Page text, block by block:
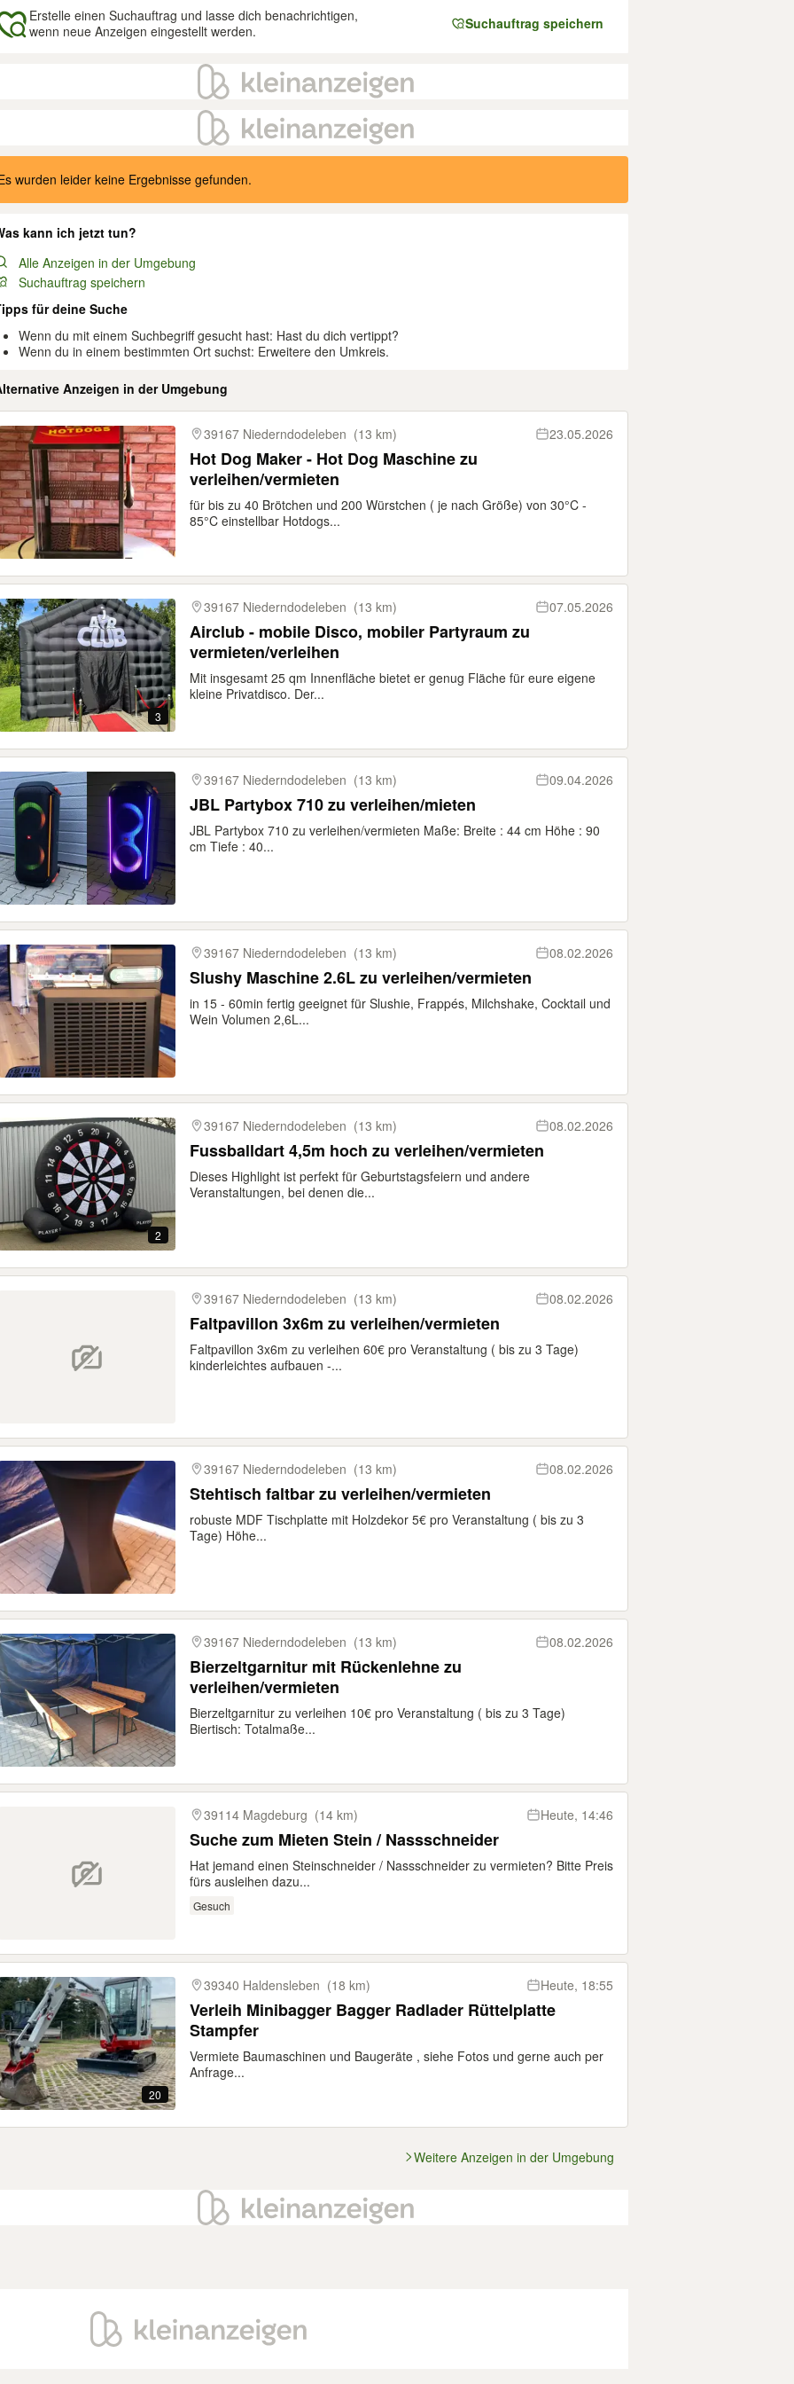
Erstelle einen Suchauftrag und lasse dich benachrichtigen,
wenn neue Anzeigen eingestellt werden.
Suchauftrag speichern
wurden leider keine Ergebnisse gefunden.
kann ich jetzt tun?
Alle Anzeigen in der Umgebung
Suchauftrag speichern
für deine Suche
Wenn du mit einem Suchbegriff gesucht hast: Hast du dich vertippt?
Wenn du in einem bestimmten Ort suchst: Erweitere den Umkreis.
Anzeigen in der Umgebung
39167 Niederndodeleben (13 km) 23.05.2026
Hot Dog Maker - Hot Dog Maschine zu
verleihen/vermieten
für bis zu 40 Brötchen und 200 Würstchen ( je nach Größe) von 30°C -
85°C einstellbar Hotdogs...
3
39167 Niederndodeleben (13 km) 07.05.2026
Airclub - mobile Disco, mobiler Partyraum zu
vermieten/verleihen
Mit insgesamt 25 qm Innenfläche bietet er genug Fläche für eure eigene
kleine Privatdisco. Der...
39167 Niederndodeleben (13 km) 09.04.2026
JBL Partybox 710 zu verleihen/mieten
JBL Partybox 710 zu verleihen/vermieten Maße: Breite : 44 cm Höhe : 90
cm Tiefe : 40...
39167 Niederndodeleben (13 km) 08.02.2026
Slushy Maschine 2.6L zu verleihen/vermieten
in 15 - 60min fertig geeignet für Slushie, Frappés, Milchshake, Cocktail und
Wein Volumen 2,6L...
2
39167 Niederndodeleben (13 km) 08.02.2026
Fussballdart 4,5m hoch zu verleihen/vermieten
Dieses Highlight ist perfekt für Geburtstagsfeiern und andere
Veranstaltungen, bei denen die...
39167 Niederndodeleben (13 km) 08.02.2026
Faltpavillon 3x6m zu verleihen/vermieten
Faltpavillon 3x6m zu verleihen 60€ pro Veranstaltung ( bis zu 3 Tage)
kinderleichtes aufbauen -...
39167 Niederndodeleben (13 km) 08.02.2026
Stehtisch faltbar zu verleihen/vermieten
robuste MDF Tischplatte mit Holzdekor 5€ pro Veranstaltung ( bis zu 3
Tage) Höhe...
39167 Niederndodeleben (13 km) 08.02.2026
Bierzeltgarnitur mit Rückenlehne zu
verleihen/vermieten
Bierzeltgarnitur zu verleihen 10€ pro Veranstaltung ( bis zu 3 Tage)
Biertisch: Totalmaße...
39114 Magdeburg (14 km) Heute, 14:46
Suche zum Mieten Stein / Nassschneider
Hat jemand einen Steinschneider / Nassschneider zu vermieten? Bitte Preis
fürs ausleihen dazu...
Gesuch
20
39340 Haldensleben (18 km) Heute, 18:55
Verleih Minibagger Bagger Radlader Rüttelplatte
Stampfer
Vermiete Baumaschinen und Baugeräte , siehe Fotos und gerne auch per
Anfrage...
Weitere Anzeigen in der Umgebung